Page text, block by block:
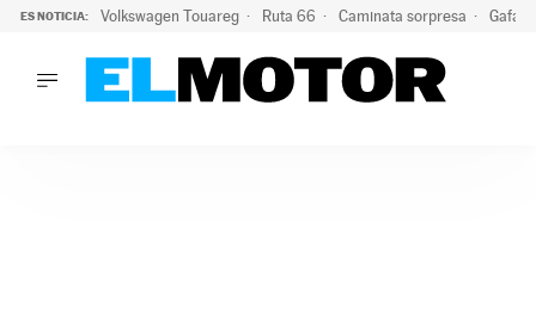
ES NOTICIA: Volkswagen Touareg Ruta 66 Caminata sorpresa Gafas